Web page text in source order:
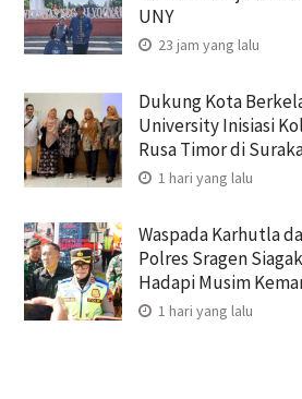
UNY
23 jam yang lalu
Dukung Kota
University Inisiasi
Rusa Timor di
1 hari yang lalu
Waspada Karhutla
Polres Sragen
Hadapi Musim
1 hari yang lalu